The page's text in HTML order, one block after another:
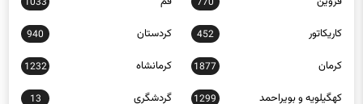
کاریکاتور 452 کردستان 940
کرمان 1877 کرمانشاه 1232
کهگیلویه و بویراحمد 1299 گردشگری 13